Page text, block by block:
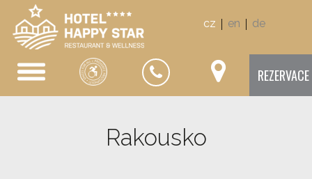
cz | en | de
REZERVACE
Rakousko